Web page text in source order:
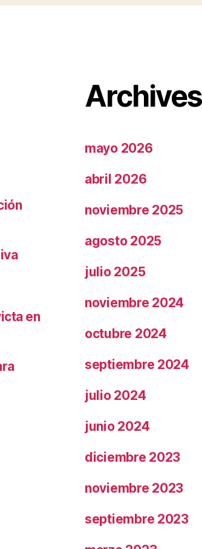
en
Archives
mayo 2026
abril 2026
noviembre 2025
agosto 2025
julio 2025
noviembre 2024
octubre 2024
septiembre 2024
julio 2024
junio 2024
diciembre 2023
noviembre 2023
septiembre 2023